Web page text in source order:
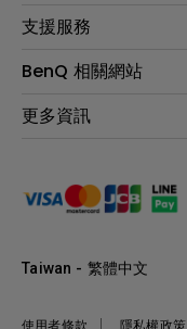
智慧照明
專業拍物視訊鏡頭
尋找銷售據點
會員綁定LINE教學
第一次購物就上手
延長保固購買
贈品兌換網站首頁
支援服務
服務公告
保固條例
手冊與軟體下載
產品常見問題
BenQ 相關網站
專業商用解決方案
BenQ 大娛樂家
更多資訊
永續發展
產品碳足跡報告
明基基金會
Taiwan - 繁體中文